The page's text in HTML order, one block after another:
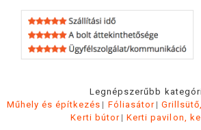
Legnépszerűbb
Műhely és építkezés
Fóliasátor
Kerti bútor
Kerti pavilon,